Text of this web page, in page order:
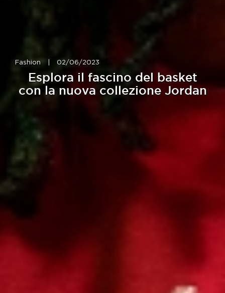
Fashion 02/06/2023
Esplora il fascino del basket
con la nuova collezione Jordan